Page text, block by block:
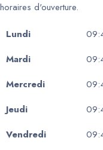
horaires d'ouverture.
Lundi
Mardi
Mercredi
Jeudi
Vendredi